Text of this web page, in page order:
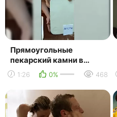
Прямоугольные
пекарский камни в
наличии 02.08.2019
1:26 0% 468